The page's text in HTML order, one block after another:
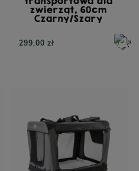
zwierząt, 60cm
Czarny/Szary
299,00 zł